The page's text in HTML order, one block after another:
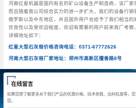
河南红星机器是国内有名的矿山设备生产制造商，该厂家
而且随着我公司综合实力的进一步扩大，我们的设备行销
俄罗斯以及中东地区，并且国外用户也给予了我们相当
优良性以及受欢迎程度，欢迎有需要的用户前来我厂考
详细地址如下：
红星大型石灰窑价格咨询电话：0371-67772626
河南大型石灰窑厂家地址：郑州市高新区檀香路8号
在线留言
如果您想了解更多关于我们产品的优惠价格、技术参数、出料粒度等，
您。